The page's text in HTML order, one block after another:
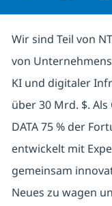
Wir sind Teil von
von
KI und digitaler
über 30 Mrd. $.
DATA 75 % der
entwickelt mit
gemeinsam
Neues zu wagen